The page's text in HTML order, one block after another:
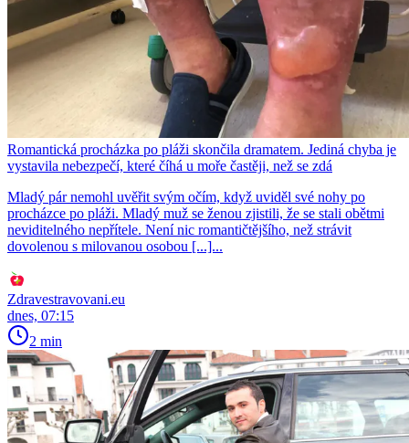
Romantická procházka po pláži skončila dramatem. Jediná chyba je
vystavila nebezpečí, které číhá u moře častěji, než se zdá
Mladý pár nemohl uvěřit svým očím, když uviděl své nohy po
procházce po pláži. Mladý muž se ženou zjistili, že se stali obětmi
neviditelného nepřítele. Není nic romantičtějšího, než strávit
dovolenou s milovanou osobou [...]...
Zdravestravovani.eu
dnes, 07:15
2 min